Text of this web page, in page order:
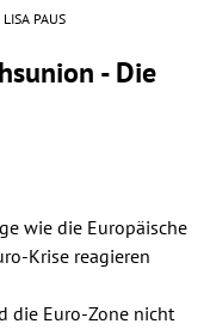
LISA PAUS
- Die
wie die Europäische
Krise reagieren
die Euro-Zone nicht